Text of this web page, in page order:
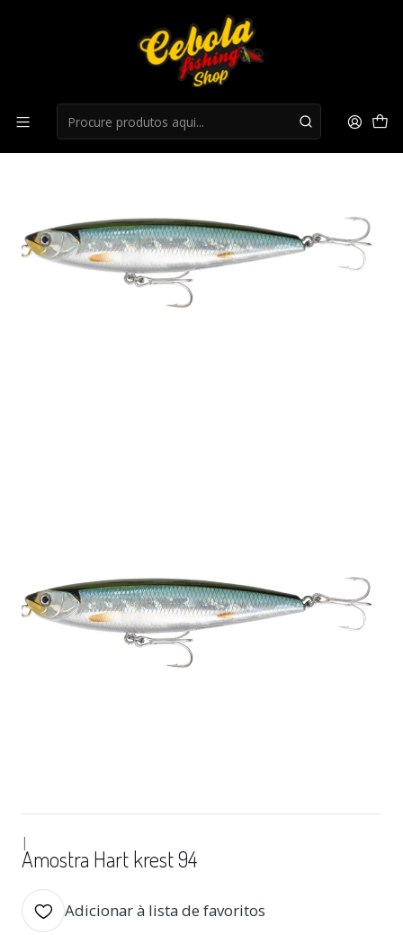
Amostra Hart krest 94
|
Amostra Hart krest 94
Adicionar à lista de favoritos